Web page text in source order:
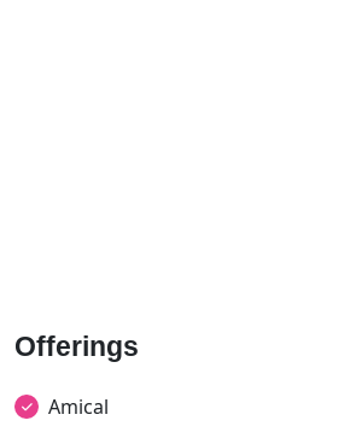
Offerings
Amical